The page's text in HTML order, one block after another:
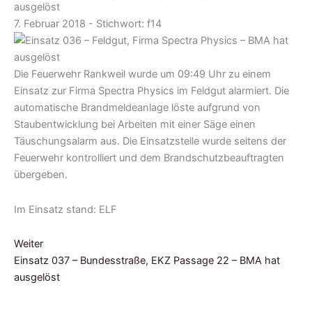
ausgelöst
7. Februar 2018 - Stichwort: f14
Die Feuerwehr Rankweil wurde um 09:49 Uhr zu einem
Einsatz zur Firma Spectra Physics im Feldgut alarmiert. Die
automatische Brandmeldeanlage löste aufgrund von
Staubentwicklung bei Arbeiten mit einer Säge einen
Täuschungsalarm aus. Die Einsatzstelle wurde seitens der
Feuerwehr kontrolliert und dem Brandschutzbeauftragten
übergeben.
Im Einsatz stand: ELF
Weiter
Einsatz 037 – Bundesstraße, EKZ Passage 22 – BMA hat
ausgelöst